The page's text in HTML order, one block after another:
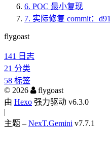
6. POC 最小复现
7. 实际修复 commit：
flygoast
141
日志
21 分类
58 标签
© 2026
flygoast
由 Hexo 强力驱动 v6.3.0
|
主题 – NexT.Gemini v7.7.1